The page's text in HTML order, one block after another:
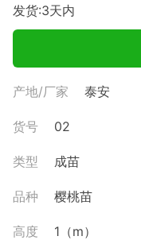
发货:3天内
产地/厂家 泰安
货号 02
类型 成苗
品种 樱桃苗
高度 1（m）